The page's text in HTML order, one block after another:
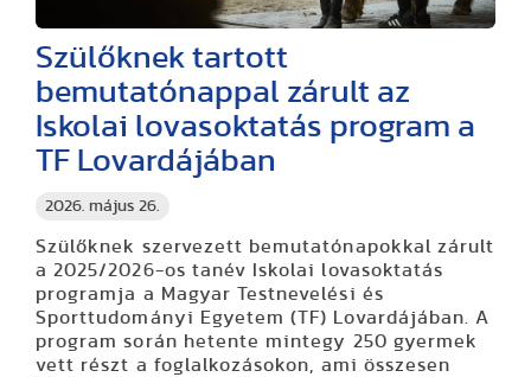
2026. május 26.
Szülőknek tartott
bemutatónappal zárult az
Iskolai lovasoktatás program a
TF Lovardájában
Szülőknek szervezett bemutatónapokkal zárult
a 2025/2026-os tanév Iskolai lovasoktatás
programja a Magyar Testnevelési és
Sporttudományi Egyetem (TF) Lovardájában. A
program során hetente mintegy 250 gyermek
vett részt a foglalkozásokon, ami összesen